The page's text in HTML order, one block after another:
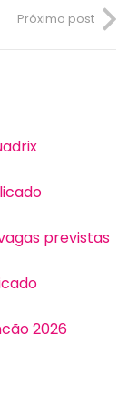
Próximo post
previstas
2026